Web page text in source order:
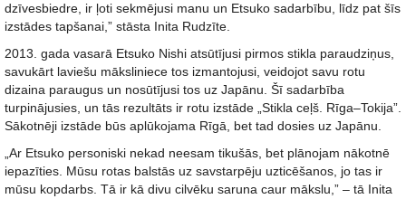
dzīvesbiedre, ir ļoti sekmējusi manu un Etsuko sadarbību, līdz pat šīs
izstādes tapšanai,” stāsta Inita Rudzīte.
2013. gada vasarā Etsuko Nishi atsūtījusi pirmos stikla paraudziņus,
savukārt laviešu māksliniece tos izmantojusi, veidojot savu rotu
dizaina paraugus un nosūtījusi tos uz Japānu. Šī sadarbība
turpinājusies, un tās rezultāts ir rotu izstāde „Stikla ceļš. Rīga–Tokija”.
Sākotnēji izstāde būs aplūkojama Rīgā, bet tad dosies uz Japānu.
„Ar Etsuko personiski nekad neesam tikušās, bet plānojam nākotnē
iepazīties. Mūsu rotas balstās uz savstarpēju uzticēšanos, jo tas ir
mūsu kopdarbs. Tā ir kā divu cilvēku saruna caur mākslu,” – tā Inita